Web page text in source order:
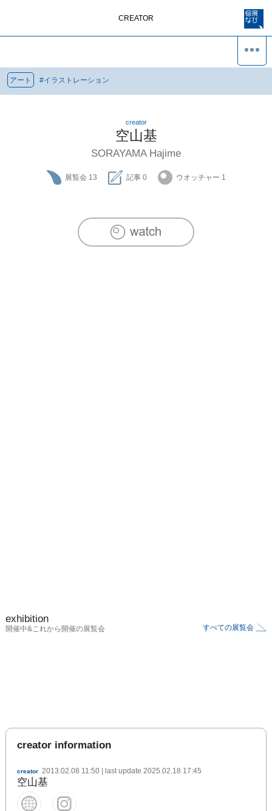
CREATOR
アート #イラストレーション
creator
空山基
SORAYAMA Hajime
展覧会 13 記事 0 ウオッチャー 1
exhibition
開催中&これから開催の展覧会 すべての展覧会
creator information
creator 2013.02.08 11:50 | last update 2025.02.18 17:45
空山基